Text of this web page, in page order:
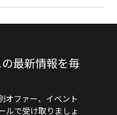
最新情報を毎
オファー、イベント
ルで受け取りましょ